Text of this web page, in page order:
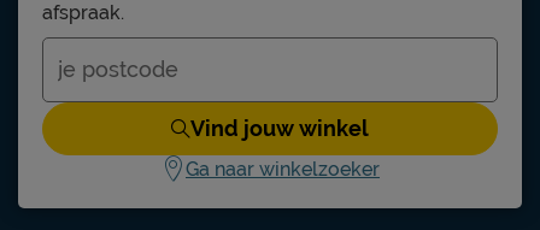
afspraak.
Vind jouw winkel
Ga naar winkelzoeker